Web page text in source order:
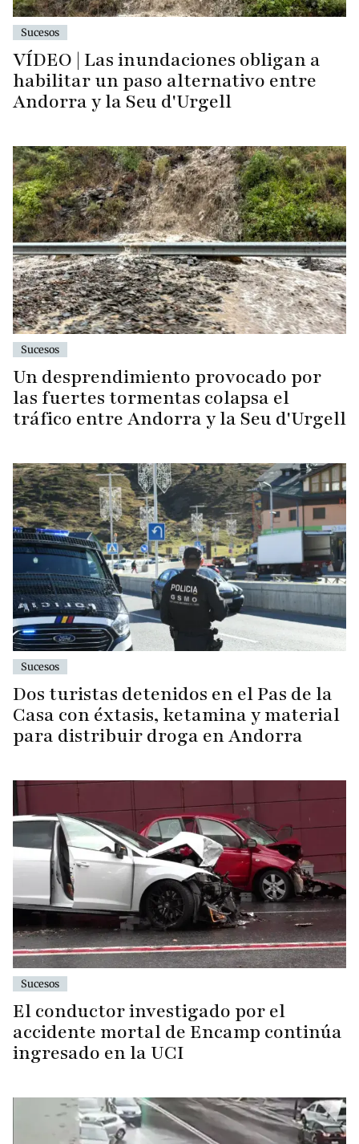
Sucesos
VÍDEO | Las inundaciones obligan a
habilitar un paso alternativo entre
Andorra y la Seu d'Urgell
Sucesos
Un desprendimiento provocado por
las fuertes tormentas colapsa el
tráfico entre Andorra y la Seu d'Urgell
Sucesos
Dos turistas detenidos en el Pas de la
Casa con éxtasis, ketamina y material
para distribuir droga en Andorra
Sucesos
El conductor investigado por el
accidente mortal de Encamp continúa
ingresado en la UCI